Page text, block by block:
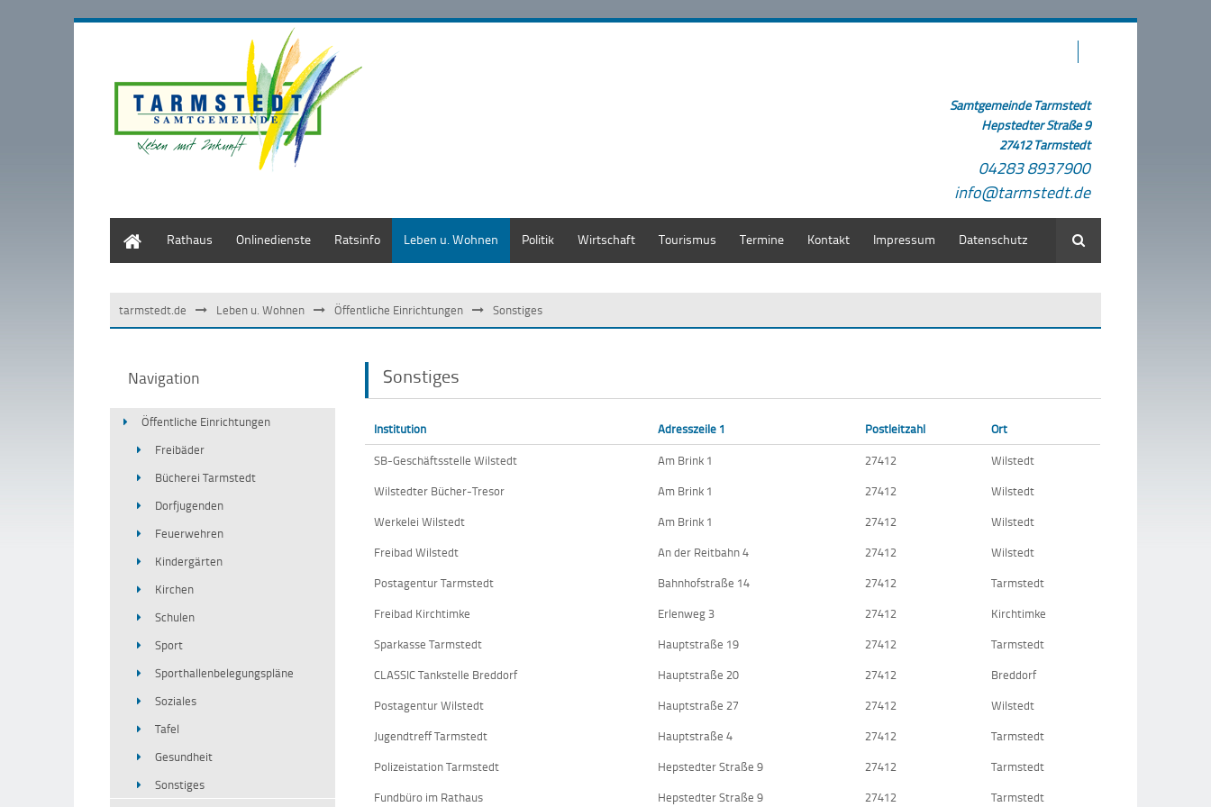
Samtgemeinde Tarmstedt
Hepstedter Straße 9
27412 Tarmstedt
04283 8937900
info@tarmstedt.de
Rathaus Onlinedienste Ratsinfo Leben u. Wohnen Politik Wirtschaft Tourismus Termine Kontakt Impressum Datenschutz Suche
tarmstedt.de Leben u. Wohnen Öffentliche Einrichtungen Sonstiges
Navigation
Öffentliche Einrichtungen
Freibäder
Bücherei Tarmstedt
Dorfjugenden
Feuerwehren
Kindergärten
Kirchen
Schulen
Sport
Sporthallenbelegungspläne
Soziales
Tafel
Gesundheit
Sonstiges
Sonstiges
Institution Adresszeile 1 Postleitzahl
Ort
SB-Geschäftsstelle Wilstedt
Am Brink 1 27412
Wilstedt
Wilstedter Bücher-Tresor
Am Brink 1 27412
Wilstedt
Werkelei Wilstedt
Am Brink 1 27412
Wilstedt
Freibad Wilstedt
An der Reitbahn 4 27412
Wilstedt
Postagentur Tarmstedt
Bahnhofstraße 14 27412
Tarmstedt
Freibad Kirchtimke
Erlenweg 3 27412
Kirchtimke
Sparkasse Tarmstedt
Hauptstraße 19 27412
Tarmstedt
CLASSIC Tankstelle Breddorf
Hauptstraße 20 27412
Breddorf
Postagentur Wilstedt
Hauptstraße 27 27412
Wilstedt
Jugendtreff Tarmstedt
Hauptstraße 4 27412
Tarmstedt
Polizeistation Tarmstedt
Hepstedter Straße 9 27412
Tarmstedt
Fundbüro im Rathaus
Hepstedter Straße 9 27412 Tarmstedt